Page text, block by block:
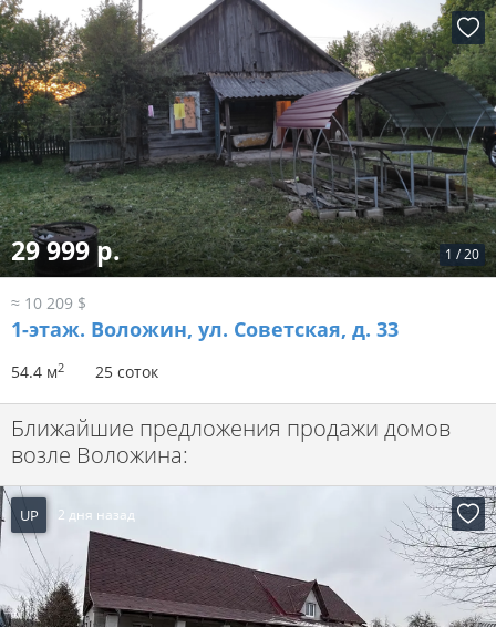
1 /20
29 999 р.
≈ 10 209 $
1-этаж. Воложин, ул. Советская, д. 33
54.4 м2 25 соток
Ближайшие предложения продажи домов
возле Воложина:
UP 2 дня назад